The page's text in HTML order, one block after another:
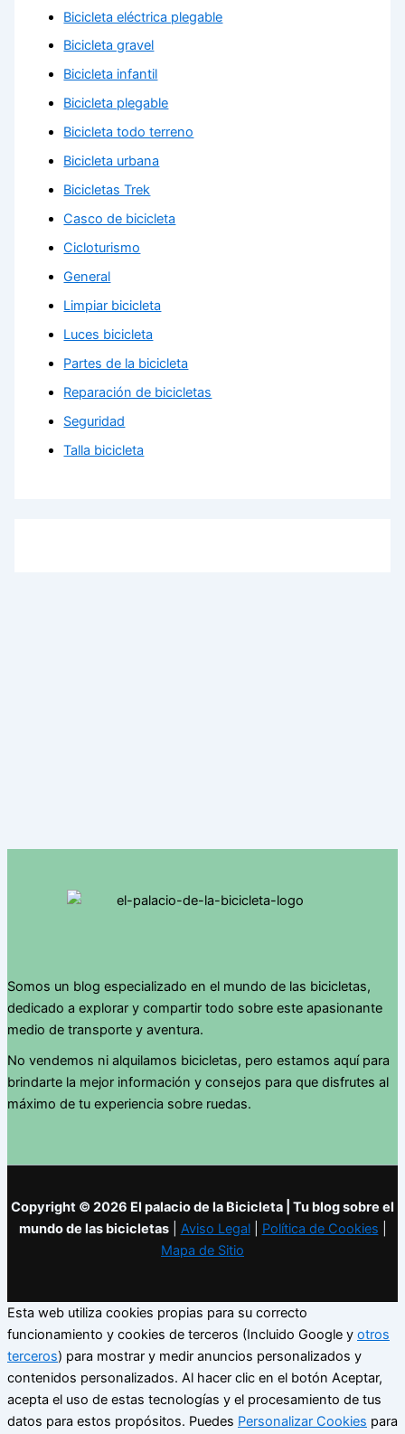
Bicicleta eléctrica plegable
Bicicleta gravel
Bicicleta infantil
Bicicleta plegable
Bicicleta todo terreno
Bicicleta urbana
Bicicletas Trek
Casco de bicicleta
Cicloturismo
General
Limpiar bicicleta
Luces bicicleta
Partes de la bicicleta
Reparación de bicicletas
Seguridad
Talla bicicleta
Somos un blog especializado en el mundo de las bicicletas,
dedicado a explorar y compartir todo sobre este apasionante
medio de transporte y aventura.
No vendemos ni alquilamos bicicletas, pero estamos aquí para
brindarte la mejor información y consejos para que disfrutes al
máximo de tu experiencia sobre ruedas.
Copyright © 2026 El palacio de la Bicicleta | Tu blog sobre el
mundo de las bicicletas| Aviso Legal| Política de Cookies
Mapa de Sitio
Esta web utiliza cookies propias para su correcto
funcionamiento y cookies de terceros (Incluido Google y otros
terceros) para mostrar y medir anuncios personalizados y
contenidos personalizados. Al hacer clic en el botón Aceptar,
acepta el uso de estas tecnologías y el procesamiento de tus
datos para estos propósitos. Puedes Personalizar Cookies para